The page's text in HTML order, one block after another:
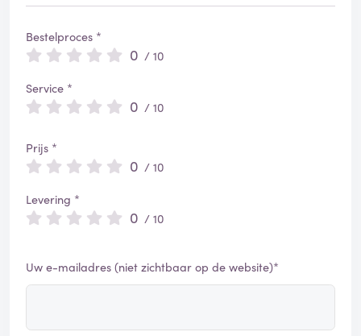
Bestelproces *
0 / 10
Service *
0 / 10
Prijs *
0 / 10
Levering *
0 / 10
Uw e-mailadres (niet zichtbaar op de website)*